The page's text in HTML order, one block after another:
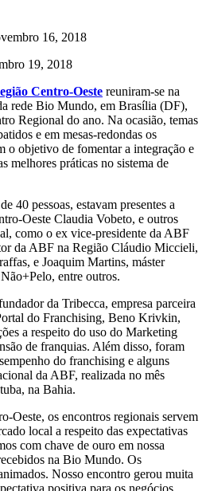
16, 2018
19, 2018
Centro-Oeste reuniram-se na
rede Bio Mundo, em Brasília (DF),
Regional do ano. Na ocasião, temas
e em mesas-redondas os
o objetivo de fomentar a integração e
melhores práticas no sistema de
40 pessoas, estavam presentes a
Oeste Claudia Vobeto, e outros
como o ex vice-presidente da ABF
da ABF na Região Cláudio Miccieli,
e Joaquim Martins, máster
entre outros.
da Tribecca, empresa parceira
do Franchising, Beno Krivkin,
a respeito do uso do Marketing
de franquias. Além disso, foram
do franchising e alguns
da ABF, realizada no mês
na Bahia.
Oeste, os encontros regionais servem
local a respeito das expectativas
com chave de ouro em nossa
na Bio Mundo. Os
Nosso encontro gerou muita